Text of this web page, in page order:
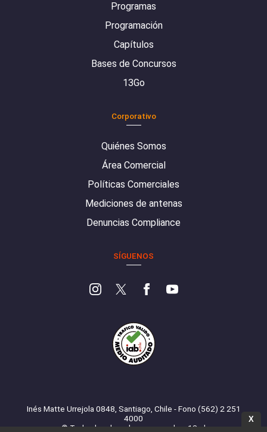
Programas
Programación
Capítulos
Bases de Concursos
13Go
Corporativo
Quiénes Somos
Área Comercial
Políticas Comerciales
Mediciones de antenas
Denuncias Compliance
SÍGUENOS
Inés Matte Urrejola 0848, Santiago, Chile - Fono (562) 2 251
4000
© Todos los derechos reservados. 13.cl
X